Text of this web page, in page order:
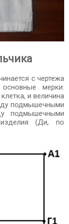
с чертежа
мерки:
и величина
подмышечными
подмышечными
(Ди, по